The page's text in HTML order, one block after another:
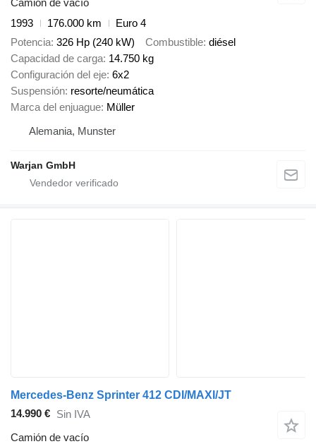
Camión de vacío
1993
176.000 km
Euro 4
Potencia 326 Hp (240 kW) Combustible diésel
Capacidad de carga 14.750 kg
Configuración del eje 6x2
Suspensión resorte/neumática
Marca del enjuague Müller
Alemania, Munster
Warjan GmbH
Mercedes-Benz Sprinter 412 CDI/MAXI/JT
14.990 € Sin IVA
Camión de vacío